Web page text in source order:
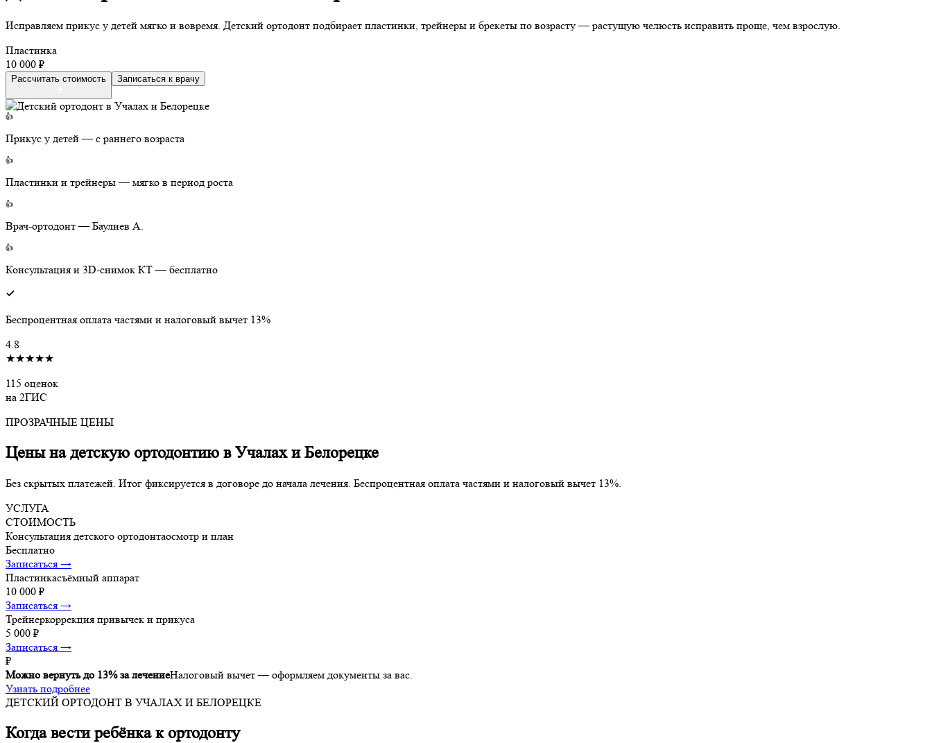
Исправляем прикус у детей мягко и вовремя. Детский ортодонт подбирает пластинки, трейнеры и брекеты по возрасту — растущую челюсть исправить проще, чем взрослую.
Пластинка
10 000 ₽
Рассчитать стоимость Записаться к врачу
👍
Прикус у детей — с раннего возраста
👍
Пластинки и трейнеры — мягко в период роста
👍
Врач-ортодонт — Баулиев А.
👍
Консультация и 3D-снимок КТ — бесплатно
Беспроцентная оплата частями и налоговый вычет 13%
4.8
★★★★★
115 оценок
на 2ГИС
ПРОЗРАЧНЫЕ ЦЕНЫ
Цены на детскую ортодонтию в Учалах и Белорецке
Без скрытых платежей. Итог фиксируется в договоре до начала лечения. Беспроцентная оплата частями и налоговый вычет 13%.
УСЛУГА
СТОИМОСТЬ
Консультация детского ортодонтаосмотр и план
Бесплатно
Записаться →
Пластинкасъёмный аппарат
10 000 ₽
Записаться →
Трейнеркоррекция привычек и прикуса
5 000 ₽
Записаться →
₽
Можно вернуть до 13% за лечениеНалоговый вычет — оформляем документы за вас.
Узнать подробнее
ДЕТСКИЙ ОРТОДОНТ В УЧАЛАХ И БЕЛОРЕЦКЕ
Когда вести ребёнка к ортодонту